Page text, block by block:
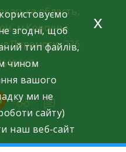
область,
м.Корсунь-
226.
згодні, щоб
тип файлів,
чином
вашого
ми не
сайту)
наш веб-сайт
x